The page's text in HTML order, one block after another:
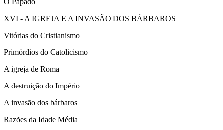
O Papado
XVI - A IGREJA E A INVASÃO DOS BÁRBAROS
Vitórias do Cristianismo
Primórdios do Catolicismo
A igreja de Roma
A destruição do Império
A invasão dos bárbaros
Razões da Idade Média